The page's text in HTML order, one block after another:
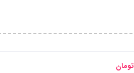
تومان